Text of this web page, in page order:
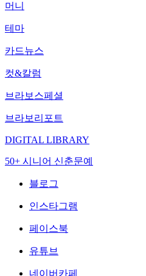
머니
테마
카드뉴스
컷&칼럼
브라보스페셜
브라보리포트
DIGITAL LIBRARY
50+ 시니어 신춘문예
블로그
인스타그램
페이스북
유튜브
네이버카페